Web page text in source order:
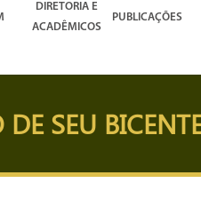
DIRETORIA E
ACADÊMICOS
PUBLICAÇÕES
SEU